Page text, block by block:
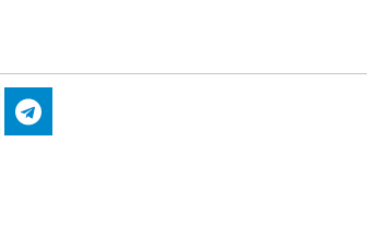
Jaa Telegramissa